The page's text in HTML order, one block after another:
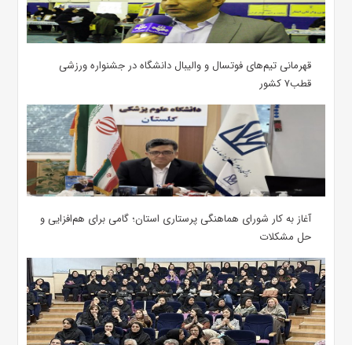
قهرمانی تیم‌های فوتسال و والیبال دانشگاه در جشنواره ورزشی
قطب۷ کشور
آغاز به کار شورای هماهنگی پرستاری استان؛ گامی برای هم‌افزایی و
حل مشکلات